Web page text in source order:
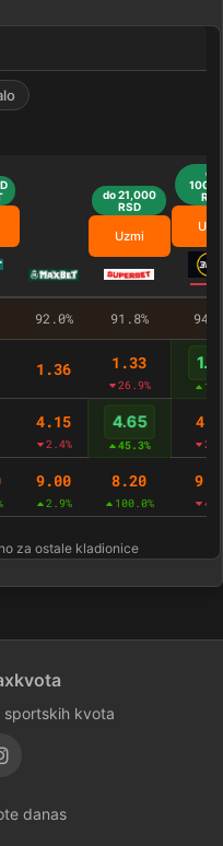
do 21,000
RSD
Uzmi
do
RSD
92.0% 91.8%
1.36 1.33
26.9%
4.15
2.4%
4.65
45.3%
9.00
2.9%
8.20
100.0%
za ostale kladionice
sportskih kvota
danas